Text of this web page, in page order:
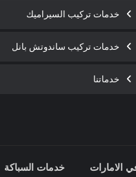
خدمات تركيب السيراميك
خدمات تركيب ساندوتش بانل
خدماتنا
الامارات خدمات السباكة